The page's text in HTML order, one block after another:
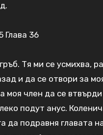
Глава 36
Тя ми се усмихва,
и да се отвори за
моя член да се
подут анус.
да подравня главата